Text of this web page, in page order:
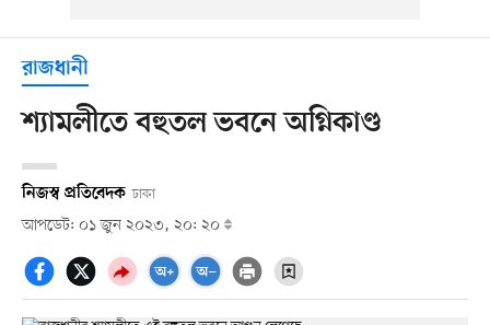
রাজধানী
শ্যামলীতে বহুতল ভবনে অগ্নিকাণ্ড
নিজস্ব প্রতিবেদক ঢাকা
আপডেট: ০১ জুন ২০২৩, ২০: ২০